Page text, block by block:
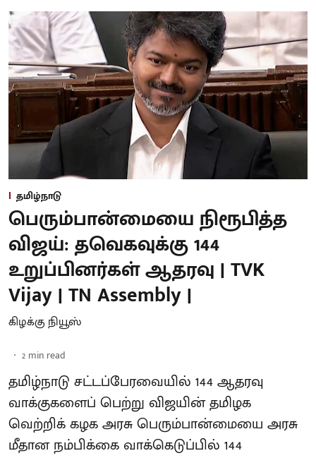
தமிழ்நாடு
பெரும்பான்மையை நிரூபித்த
விஜய்: தவெகவுக்கு 144
உறுப்பினர்கள் ஆதரவு | TVK
Vijay | TN Assembly |
கிழக்கு நியூஸ்
2 min read
தமிழ்நாடு சட்டப்பேரவையில் 144 ஆதரவு
வாக்குகளைப் பெற்று விஜயின் தமிழக
வெற்றிக் கழக அரசு பெரும்பான்மையை அரசு
மீதான நம்பிக்கை வாக்கெடுப்பில் 144